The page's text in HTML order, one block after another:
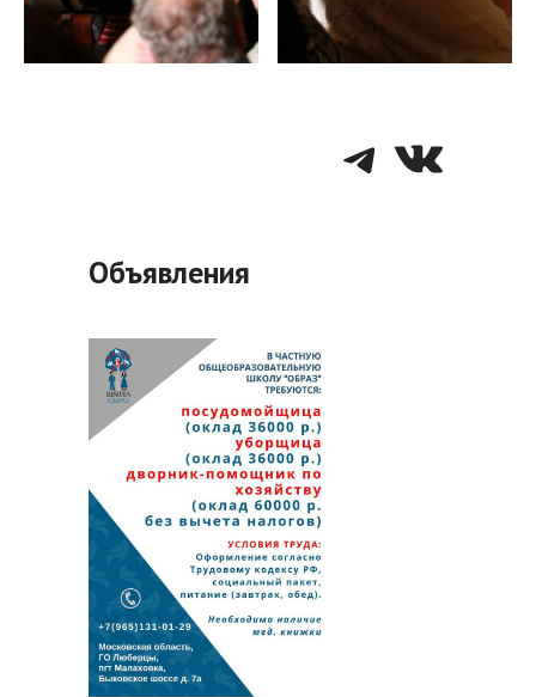
VK
Объявления